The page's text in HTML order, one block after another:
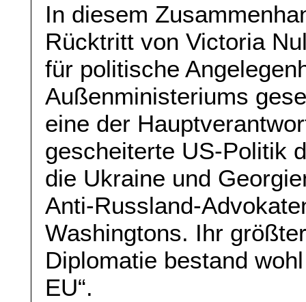
In diesem
Rücktritt von Victoria
für politische
Außenministeriums
eine der
gescheiterte US-Politik
die Ukraine und
Anti-Russland-
Washingtons. Ihr
Diplomatie bestand
EU“.